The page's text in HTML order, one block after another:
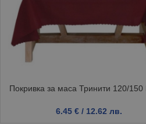
Покривка за маса Тринити 120/150
6.45 € / 12.62 лв.